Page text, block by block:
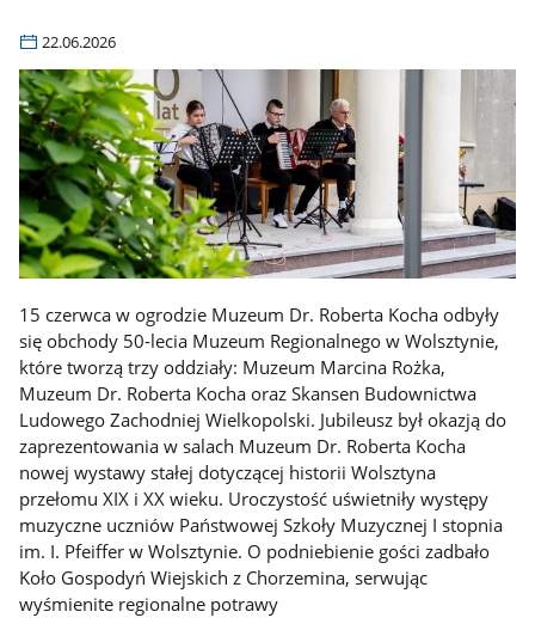
22.06.2026
15 czerwca w ogrodzie Muzeum Dr. Roberta Kocha odbyły
się obchody 50-lecia Muzeum Regionalnego w Wolsztynie,
które tworzą trzy oddziały: Muzeum Marcina Rożka,
Muzeum Dr. Roberta Kocha oraz Skansen Budownictwa
Ludowego Zachodniej Wielkopolski. Jubileusz był okazją do
zaprezentowania w salach Muzeum Dr. Roberta Kocha
nowej wystawy stałej dotyczącej historii Wolsztyna
przełomu XIX i XX wieku. Uroczystość uświetniły występy
muzyczne uczniów Państwowej Szkoły Muzycznej I stopnia
im. I. Pfeiffer w Wolsztynie. O podniebienie gości zadbało
Koło Gospodyń Wiejskich z Chorzemina, serwując
wyśmienite regionalne potrawy